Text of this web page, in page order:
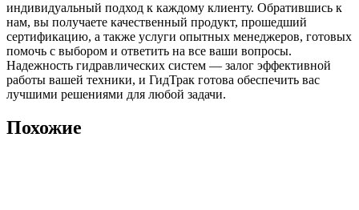
индивидуальный подход к каждому клиенту. Обратившись к
нам, вы получаете качественный продукт, прошедший
сертификацию, а также услуги опытных менеджеров, готовых
помочь с выбором и ответить на все ваши вопросы.
Надежность гидравлических систем — залог эффективной
работы вашей техники, и ГидТрак готова обеспечить вас
лучшими решениями для любой задачи.
Похожие